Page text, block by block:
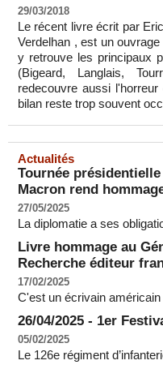
29/03/2018
Le récent livre écrit par
Verdelhan , est un
y retrouve les principaux
(Bigeard, Langlais,
redecouvre aussi
bilan reste trop souvent
Actualités
Tournée
Macron rend
27/05/2025
La diplomatie a ses
Livre hommage au
Recherche éditeur
17/02/2025
C'est un écrivain
26/04/2025 - 1er
05/02/2025
Le 126e régiment